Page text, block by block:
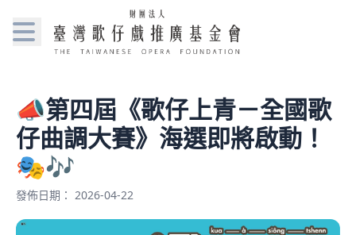
📣第四屆《歌仔上青－全國歌
仔曲調大賽》海選即將啟動！
🎭🎶
發佈日期： 2026-04-22